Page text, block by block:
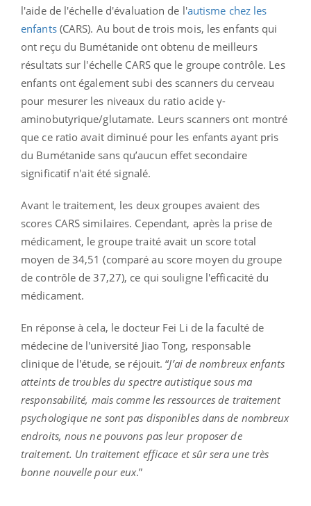
l'aide de l'échelle d'évaluation de l'autisme chez les
enfants(CARS). Au bout de trois mois, les enfants qui
ont reçu du Bumétanide ont obtenu de meilleurs
résultats sur l'échelle CARS que le groupe contrôle. Les
enfants ont également subi des scanners du cerveau
pour mesurer les niveaux du ratio acide γ-
aminobutyrique/glutamate. Leurs scanners ont montré
que ce ratio avait diminué pour les enfants ayant pris
du Bumétanide sans qu’aucun effet secondaire
significatif n'ait été signalé.
Avant le traitement, les deux groupes avaient des
scores CARS similaires. Cependant, après la prise de
médicament, le groupe traité avait un score total
moyen de 34,51 (comparé au score moyen du groupe
de contrôle de 37,27), ce qui souligne l'efficacité du
médicament.
En réponse à cela, le docteur Fei Li de la faculté de
médecine de l'université Jiao Tong, responsable
clinique de l'étude, se réjouit. “J’ai de nombreux enfants
atteints de troubles du spectre autistique sous ma
responsabilité, mais comme les ressources de traitement
psychologique ne sont pas disponibles dans de nombreux
endroits, nous ne pouvons pas leur proposer de
traitement. Un traitement efficace et sûr sera une très
bonne nouvelle pour eux.”